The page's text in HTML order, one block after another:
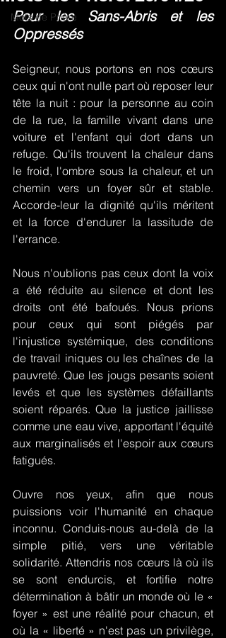
Mots de Prière
Pour les Sans-Abris et les
Oppressés
Seigneur, nous portons en nos cœurs
ceux qui n'ont nulle part où reposer leur
tête la nuit : pour la personne au coin
de la rue, la famille vivant dans une
voiture et l'enfant qui dort dans un
refuge. Qu'ils trouvent la chaleur dans
le froid, l'ombre sous la chaleur, et un
chemin vers un foyer sûr et stable.
Accorde-leur la dignité qu'ils méritent
et la force d'endurer la lassitude de
l'errance.
Nous n'oublions pas ceux dont la voix
a été réduite au silence et dont les
droits ont été bafoués. Nous prions
pour ceux qui sont piégés par
l'injustice systémique, des conditions
de travail iniques ou les chaînes de la
pauvreté. Que les jougs pesants soient
levés et que les systèmes défaillants
soient réparés. Que la justice jaillisse
comme une eau vive, apportant l'équité
aux marginalisés et l'espoir aux cœurs
fatigués.
Ouvre nos yeux, afin que nous
puissions voir l'humanité en chaque
inconnu. Conduis-nous au-delà de la
simple pitié, vers une véritable
solidarité. Attendris nos cœurs là où ils
se sont endurcis, et fortifie notre
détermination à bâtir un monde où le «
foyer » est une réalité pour chacun, et
où la « liberté » n'est pas un privilège,